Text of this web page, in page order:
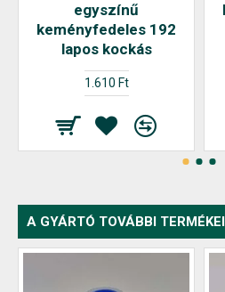
egyszínű
keményfedeles 192
lapos kockás
1.610 Ft
A GYÁRTÓ TOVÁBBI TERMÉKEI